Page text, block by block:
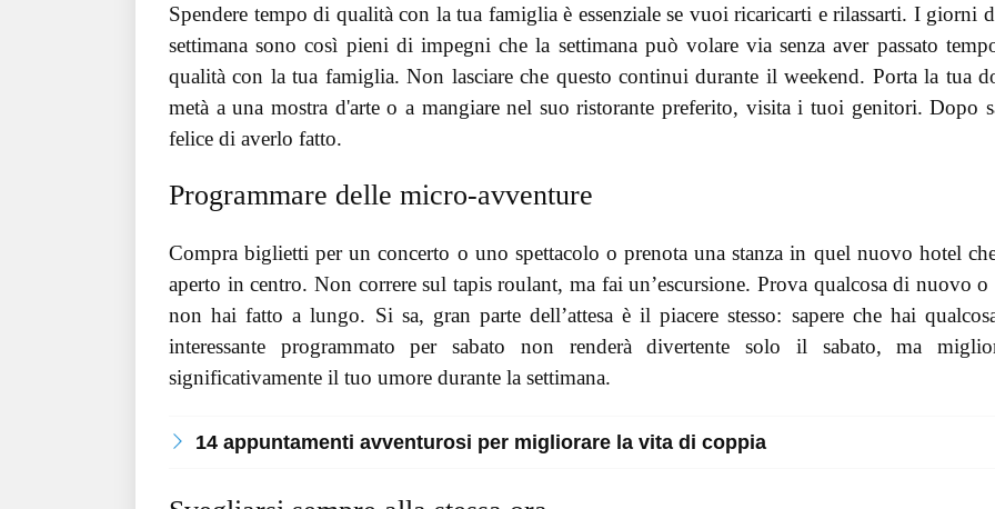
Spendere tempo di qualità con la tua famiglia è essenziale se vuoi ricaricarti e rilassarti. I giorni
settimana sono così pieni di impegni che la settimana può volare via senza aver passato
qualità con la tua famiglia. Non lasciare che questo continui durante il weekend. Porta la tua
metà a una mostra d'arte o a mangiare nel suo ristorante preferito, visita i tuoi genitori. Dopo
felice di averlo fatto.
Programmare delle micro-avventure
Compra biglietti per un concerto o uno spettacolo o prenota una stanza in quel nuovo hotel
aperto in centro. Non correre sul tapis roulant, ma fai un’escursione. Prova qualcosa di nuovo o
non hai fatto a lungo. Si sa, gran parte dell’attesa è il piacere stesso: sapere che hai
interessante programmato per sabato non renderà divertente solo il sabato, ma
significativamente il tuo umore durante la settimana.
14 appuntamenti avventurosi per migliorare la vita di coppia